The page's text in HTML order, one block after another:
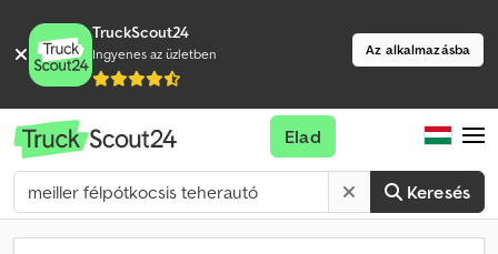
TruckScout24
Ingyenes az üzletben Az alkalmazásba
Keresés
Elad